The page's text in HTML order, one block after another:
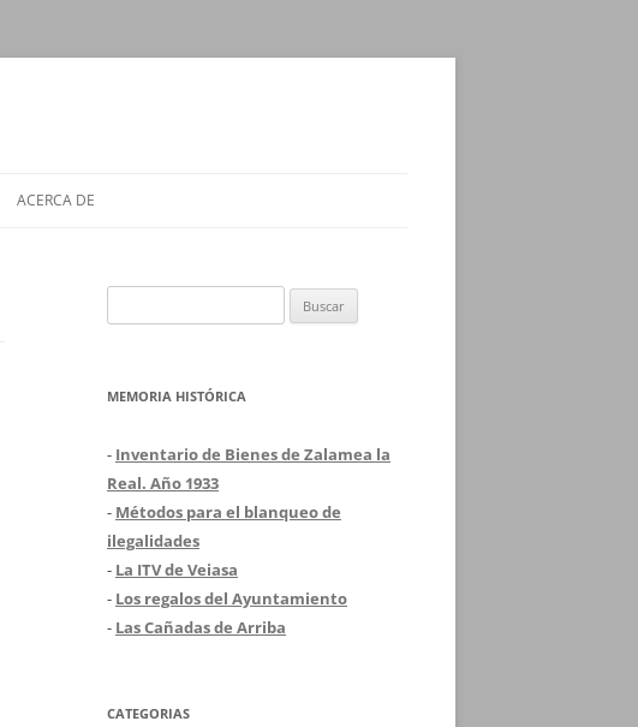
ACERCA DE
MEMORIA HISTÓRICA
- Inventario de Bienes de Zalamea la
Real. Año 1933
- Métodos para el blanqueo de
ilegalidades
- La ITV de Veiasa
- Los regalos del Ayuntamiento
- Las Cañadas de Arriba
CATEGORIAS